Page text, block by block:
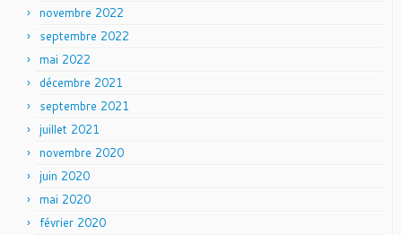
novembre 2022
septembre 2022
mai 2022
décembre 2021
septembre 2021
juillet 2021
novembre 2020
juin 2020
mai 2020
février 2020